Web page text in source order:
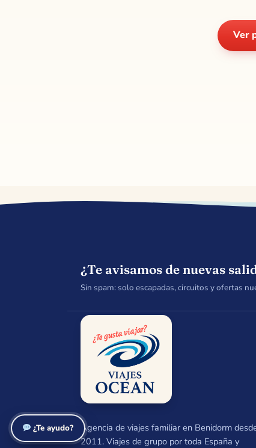
Ver
¿Te avisamos de nuevas
Sin spam: solo escapadas, circuitos y ofertas
Agencia de viajes familiar en Benidorm
2011. Viajes de grupo por toda España y
💬 ¿Te ayudo?